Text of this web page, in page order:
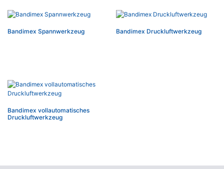
Bandimex Spannwerkzeug Bandimex Druckluftwerkzeug
Bandimex vollautomatisches
Druckluftwerkzeug